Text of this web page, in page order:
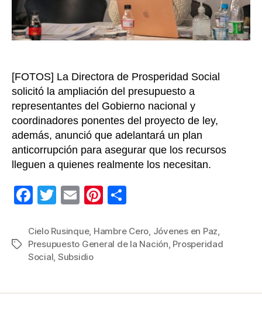
en
Paz”:
Cielo
[FOTOS] La Directora de Prosperidad Social
solicitó la ampliación del presupuesto a
representantes del Gobierno nacional y
coordinadores ponentes del proyecto de ley,
además, anunció que adelantará un plan
anticorrupción para asegurar que los recursos
lleguen a quienes realmente los necesitan.
F
c
e
o
T
tt
er
E
ail
Pi
er
e
m
p
tir
Etiquetas
Cielo Rusinque, Hambre Cero Jóvenes en Paz
Presupuesto General de la Nación Prosperidad
Social Subsidio